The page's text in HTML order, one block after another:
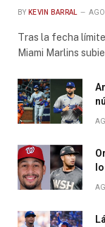
BY KEVIN BARRAL
Tras la fecha
Miami Marlins